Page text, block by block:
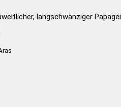
langschwänziger Papagei